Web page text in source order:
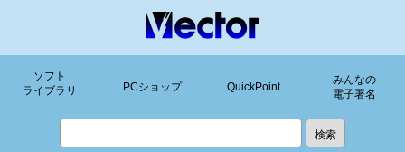
ソフト
ライブラリ
PCショップ QuickPoint
みんなの
電子署名